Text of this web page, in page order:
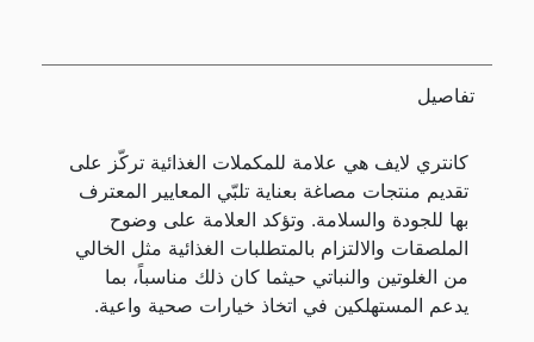
تفاصيل
كانتري لايف هي علامة للمكملات الغذائية تركّز على
تقديم منتجات مصاغة بعناية تلبّي المعايير المعترف
بها للجودة والسلامة. وتؤكد العلامة على وضوح
الملصقات والالتزام بالمتطلبات الغذائية مثل الخالي
من الغلوتين والنباتي حيثما كان ذلك مناسباً، بما
يدعم المستهلكين في اتخاذ خيارات صحية واعية.